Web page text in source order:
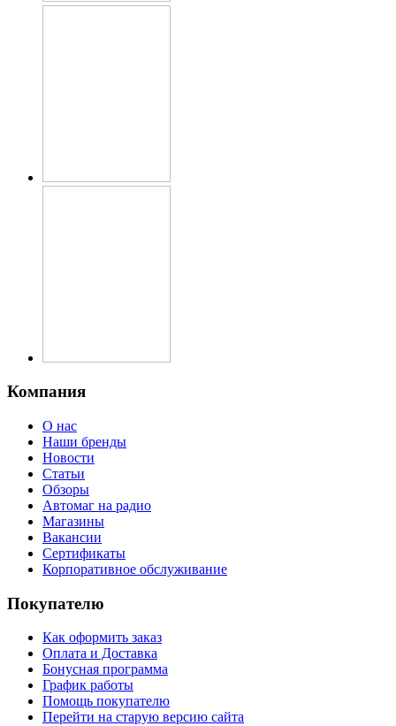
Компания
О нас
Наши бренды
Новости
Статьи
Обзоры
Автомаг на радио
Магазины
Вакансии
Сертификаты
Корпоративное обслуживание
Покупателю
Как оформить заказ
Оплата и Доставка
Бонусная программа
График работы
Помощь покупателю
Перейти на старую версию сайта